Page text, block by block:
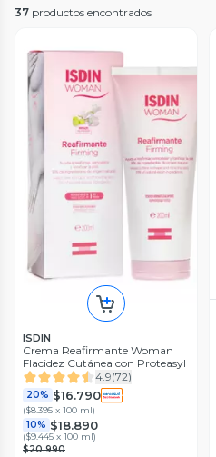
37 productos encontrados
ISDIN
Crema Reafirmante Woman
Flacidez Cutánea con Proteasyl
4.9(72)
20% $16.790
($8.395 x 100 ml)
10% $18.890
($9.445 x 100 ml)
$20.990